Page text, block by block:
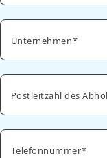
Unternehmen
Postleitzahl des
Telefonnummer